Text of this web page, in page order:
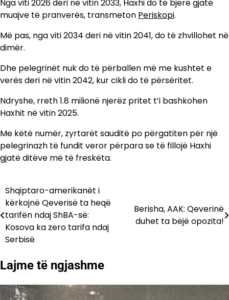
Nga viti 2026 deri në vitin 2033, Haxhi do të bjerë gjatë
muajve të pranverës, transmeton Periskopi.
Më pas, nga viti 2034 deri në vitin 2041, do të zhvillohet në
dimër.
Dhe pelegrinët nuk do të përballen më me kushtet e
verës deri në vitin 2042, kur cikli do të përsëritet.
Ndryshe, rreth 1.8 milionë njerëz pritet t’i bashkohen
Haxhit në vitin 2025.
Me këtë numër, zyrtarët sauditë po përgatiten për një
pelegrinazh të fundit veror përpara se të fillojë Haxhi
gjatë ditëve më të freskëta.
Lëvizje
te
postimet
Shqiptaro-amerikanët i
kërkojnë Qeverisë ta heqë
tarifën ndaj ShBA-së:
Kosova ka zero tarifa ndaj
Serbisë
Berisha, AAK: Qeverinë
duhet ta bëjë opozita!
Lajme të ngjashme